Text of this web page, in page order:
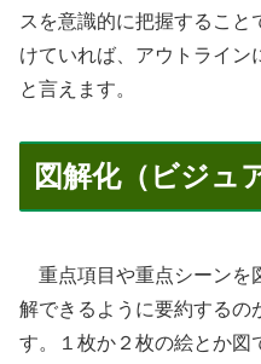
スを意識的に把握するこ
けていれば、アウトライン
と言えます。
図解化（ビジュ
重点項目や重点シーンを
解できるように要約するの
す。１枚か２枚の絵とか図